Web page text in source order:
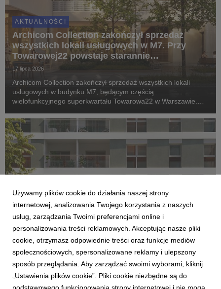
AKTUALNOŚCI
Archicom Collection zakończył sprzedaż
wszystkich lokali usługowych w M7. Przy
Towarowej22 powstaje starannie
zaprojektowany ekosystem
17 lipca 2026
Archicom Collection zakończył sprzedaż wszystkich lokali
usługowych w budynku M7, będącym częścią
wielofunkcyjnego superkwartału Towarowa22 w Warszawie.
roku, wkracza w kolejny etap – komercjalizację przestrzeni...
AKTUALNOŚCI
Archicom rozpoczyna sprzedaż Swobodna
Living we Wrocławiu. Nowa inwestycja
dopełni kwartał miejski przy ul. Swobodnej
14 lipca 2026
Używamy plików cookie do działania naszej strony
internetowej, analizowania Twojego korzystania z naszych
usług, zarządzania Twoimi preferencjami online i
personalizowania treści reklamowych. Akceptując nasze pliki
cookie, otrzymasz odpowiednie treści oraz funkcje mediów
społecznościowych, spersonalizowane reklamy i ulepszony
sposób przeglądania. Aby zarządzać swoimi wyborami, kliknij
„Ustawienia plików cookie”. Pliki cookie niezbędne są do